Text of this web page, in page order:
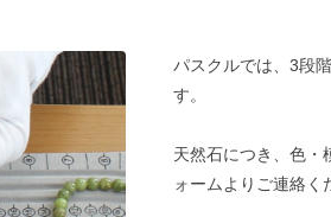
パスクルでは、3段
す。
天然石につき、色・
ォームよりご連絡く